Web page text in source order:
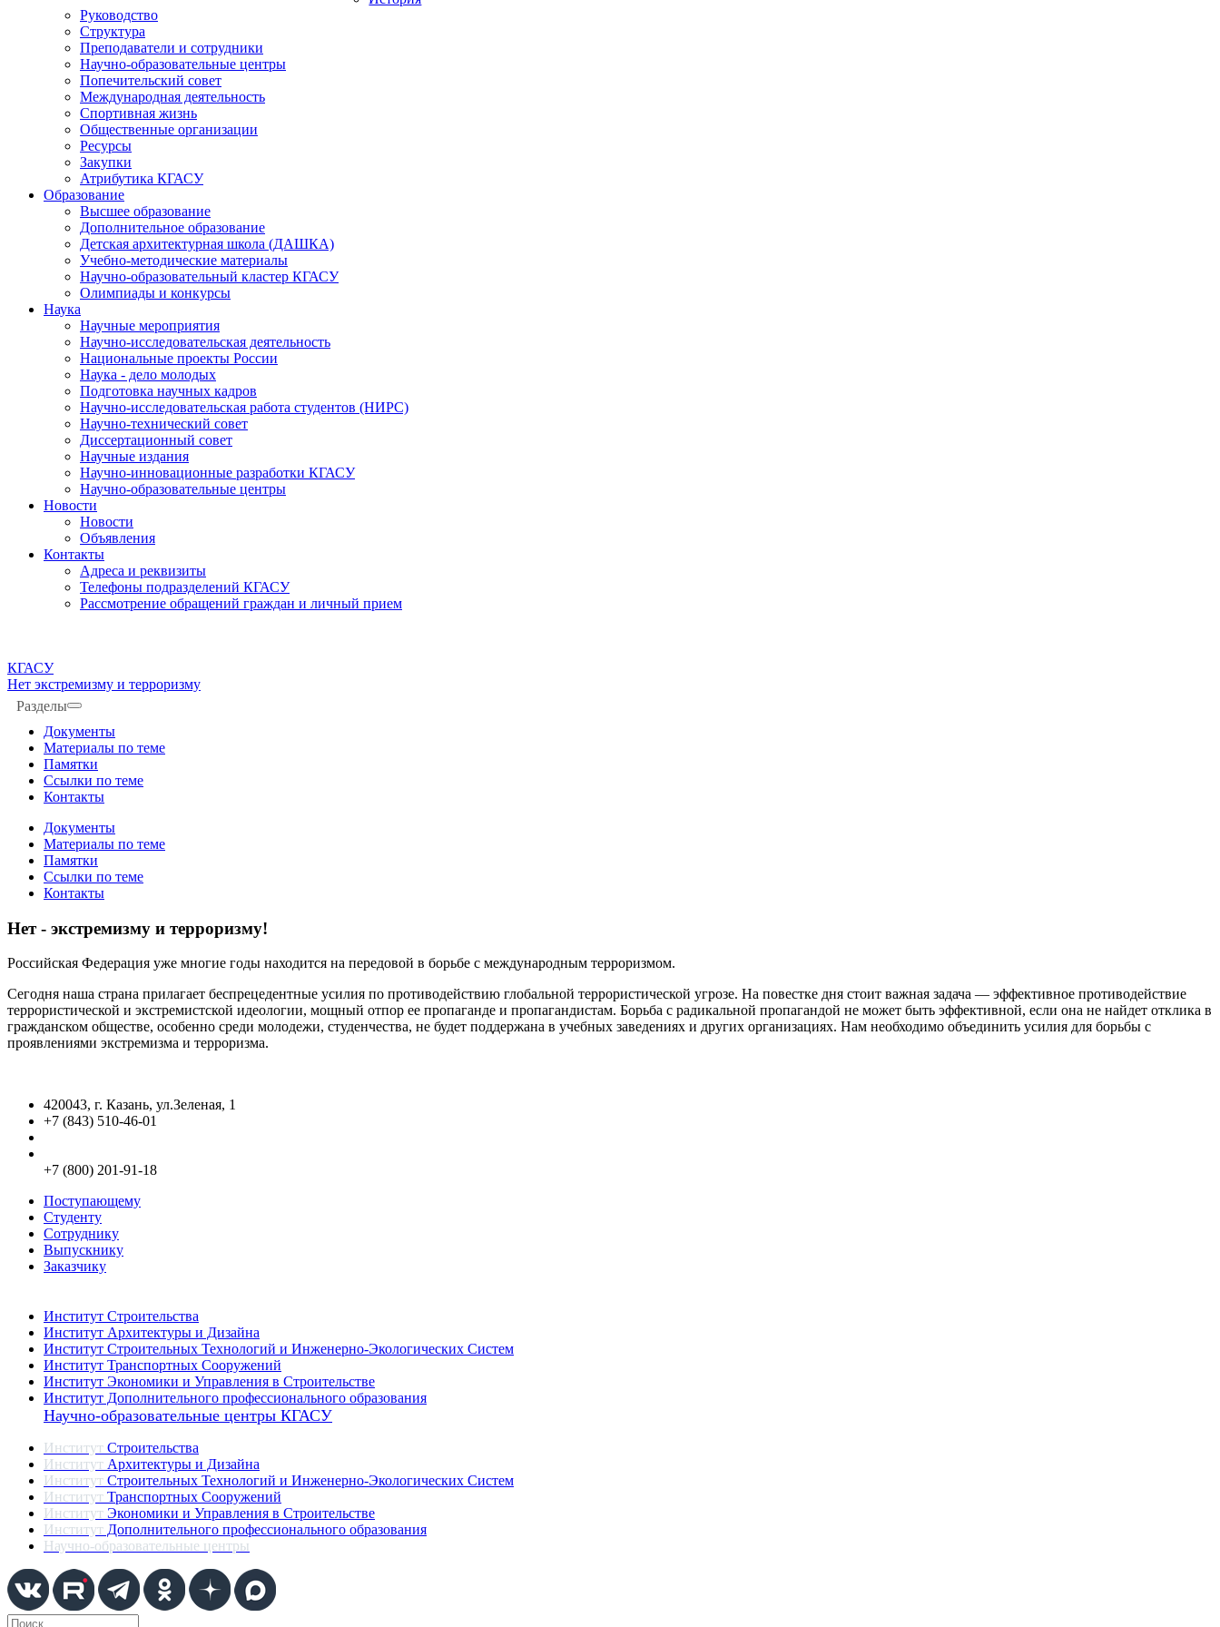
Руководство
Структура
Преподаватели и сотрудники
Научно-образовательные центры
Попечительский совет
Международная деятельность
Спортивная жизнь
Общественные организации
Ресурсы
Закупки
Атрибутика КГАСУ
Образование
Высшее образование
Дополнительное образование
Детская архитектурная школа (ДАШКА)
Учебно-методические материалы
Научно-образовательный кластер КГАСУ
Олимпиады и конкурсы
Наука
Научные мероприятия
Научно-исследовательская деятельность
Национальные проекты России
Наука - дело молодых
Подготовка научных кадров
Научно-исследовательская работа студентов (НИРС)
Научно-технический совет
Диссертационный совет
Научные издания
Научно-инновационные разработки КГАСУ
Научно-образовательные центры
Новости
Новости
Объявления
Контакты
Адреса и реквизиты
Телефоны подразделений КГАСУ
Рассмотрение обращений граждан и личный прием
КГАСУ
Нет экстремизму и терроризму
Разделы
Документы
Материалы по теме
Памятки
Ссылки по теме
Контакты
Документы
Материалы по теме
Памятки
Ссылки по теме
Контакты
Нет - экстремизму и терроризму!
Российская Федерация уже многие годы находится на передовой в борьбе с международным терроризмом.
Сегодня наша страна прилагает беспрецедентные усилия по противодействию глобальной террористической угрозе. На повестке дня стоит важная задача — эффективное противодействие
террористической и экстремистской идеологии, мощный отпор ее пропаганде и пропагандистам. Борьба с радикальной пропагандой не может быть эффективной, если она не найдет отклика в
гражданском обществе, особенно среди молодежи, студенчества, не будет поддержана в учебных заведениях и других организациях. Нам необходимо объединить усилия для борьбы с
проявлениями экстремизма и терроризма.
420043, г. Казань, ул.Зеленая, 1
+7 (843) 510-46-01
+7 (800) 201-91-18
Поступающему
Студенту
Сотруднику
Выпускнику
Заказчику
Институт Строительства
Институт Архитектуры и Дизайна
Институт Строительных Технологий и Инженерно-Экологических Систем
Институт Транспортных Сооружений
Институт Экономики и Управления в Строительстве
Институт Дополнительного профессионального образования
Научно-образовательные центры КГАСУ
Институт Строительства
Институт Архитектуры и Дизайна
Институт Строительных Технологий и Инженерно-Экологических Систем
Институт Транспортных Сооружений
Институт Экономики и Управления в Строительстве
Институт Дополнительного профессионального образования
Научно-образовательные центры